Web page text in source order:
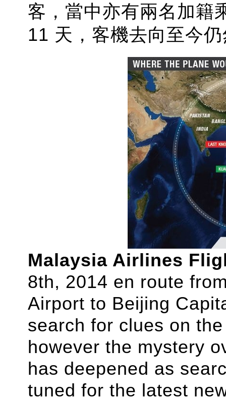
客， 當中亦有兩名加籍
11 天，客機去向至今
Malaysia Airlines
8th, 2014 en route
Airport to Beijing
search for clues on
however the mystery
has deepened as
tuned for the latest